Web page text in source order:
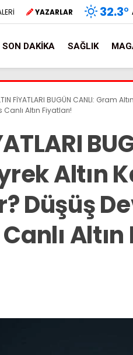
YAZARLAR 32.3°
SON DAKIKA SAĞLIK
FİYATLARI BUGÜN CANLI: Gram
Altın Fiyatları!
Altın
Düşüş